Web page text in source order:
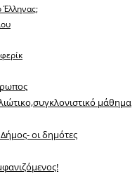
Έλληνας;
μάθημα
οι δημότες